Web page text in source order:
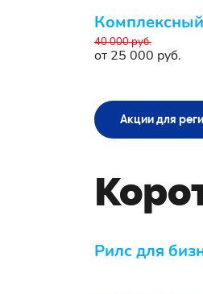
40 000 руб.
от 25 000 руб.
Акции для
Рилс для